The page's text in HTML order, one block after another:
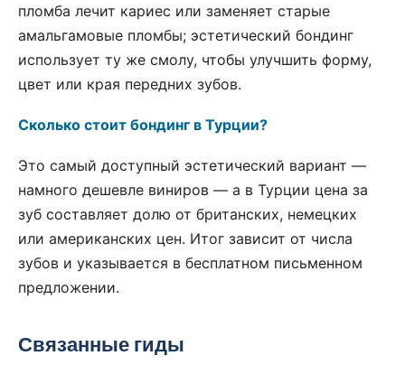
пломба лечит кариес или заменяет старые
амальгамовые пломбы; эстетический бондинг
использует ту же смолу, чтобы улучшить форму,
цвет или края передних зубов.
Сколько стоит бондинг в Турции?
Это самый доступный эстетический вариант —
намного дешевле виниров — а в Турции цена за
зуб составляет долю от британских, немецких
или американских цен. Итог зависит от числа
зубов и указывается в бесплатном письменном
предложении.
Связанные гиды